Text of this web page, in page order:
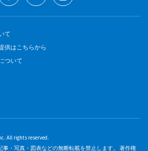
て
供はこちらから
ついて
All rights reserved.
事・写真・図表などの無断転載を禁止します。 著作権